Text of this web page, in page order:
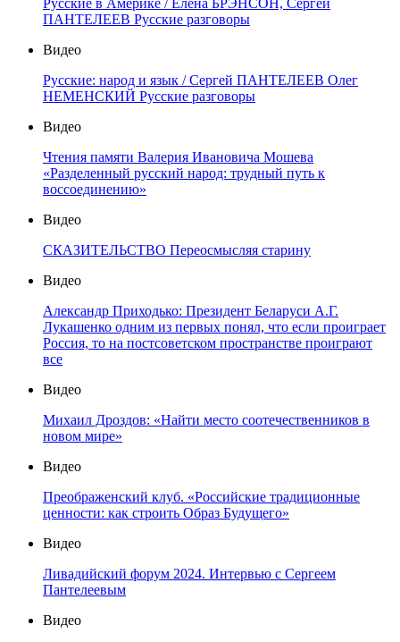
Русские в Америке / Елена БРЭНСОН, Сергей
ПАНТЕЛЕЕВ Русские разговоры
Видео
Русские: народ и язык / Сергей ПАНТЕЛЕЕВ Олег
НЕМЕНСКИЙ Русские разговоры
Видео
Чтения памяти Валерия Ивановича Мошева
«Разделенный русский народ: трудный путь к
воссоединению»
Видео
СКАЗИТЕЛЬСТВО Переосмысляя старину
Видео
Александр Приходько: Президент Беларуси А.Г.
Лукашенко одним из первых понял, что если проиграет
Россия, то на постсоветском пространстве проиграют
все
Видео
Михаил Дроздов: «Найти место соотечественников в
новом мире»
Видео
Преображенский клуб. «Российские традиционные
ценности: как строить Образ Будущего»
Видео
Ливадийский форум 2024. Интервью с Сергеем
Пантелеевым
Видео